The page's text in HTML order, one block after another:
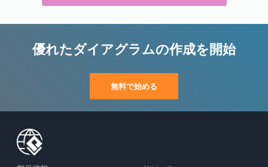
優れたダイアグラムの作成を開始
無料で始める